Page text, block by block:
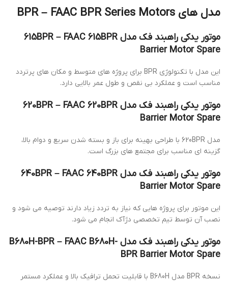
مدل های BPR – FAAC BPR Series Motors
موتور یدکی راهبند فک مدل 615BPR – FAAC 615BPR
Barrier Motor Spare
این مدل با تکنولوژی BPR برای پروژه های متوسط و مکان های پرتردد
مناسب است و عملکرد بی نقص و طول عمر بالایی دارد.
موتور یدکی راهبند فک مدل 620BPR – FAAC 620BPR
Barrier Motor Spare
مدل 620BPR با طراحی بهینه برای باز و بسته شدن سریع و دوام بالا،
گزینه ای مناسب برای مجتمع های بزرگ است.
موتور یدکی راهبند فک مدل 640BPR – FAAC 640BPR
Barrier Motor Spare
این موتور برای پروژه هایی که نیاز به تردد زیاد دارند توصیه می شود و
نصب آن توسط تیم تخصصی دژآک انجام می شود.
موتور یدکی راهبند فک مدل B680H-BPR – FAAC B680H-
BPR Barrier Motor Spare
نسخه BPR مدل B680H با قابلیت تحمل ترافیک بالا و عملکرد مستمر